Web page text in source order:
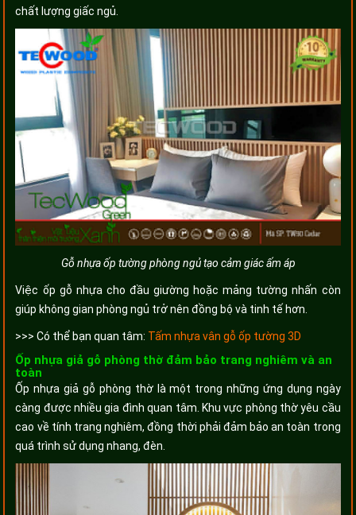
chất lượng giấc ngủ.
Gỗ nhựa ốp tường phòng ngủ tạo cảm giác ấm áp
Việc ốp gỗ nhựa cho đầu giường hoặc mảng tường nhấn còn
giúp không gian phòng ngủ trở nên đồng bộ và tinh tế hơn.
>>> Có thể bạn quan tâm: Tấm nhựa vân gỗ ốp tường 3D
Ốp nhựa giả gỗ phòng thờ đảm bảo trang nghiêm và an
toàn
Ốp nhựa giả gỗ phòng thờ là một trong những ứng dụng ngày
càng được nhiều gia đình quan tâm. Khu vực phòng thờ yêu cầu
cao về tính trang nghiêm, đồng thời phải đảm bảo an toàn trong
quá trình sử dụng nhang, đèn.